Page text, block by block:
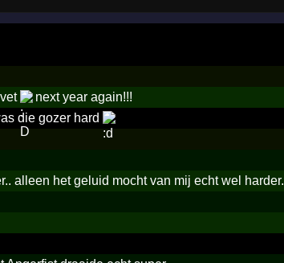
next year again!!!
die gozer hard
alleen het geluid mocht van mij echt wel